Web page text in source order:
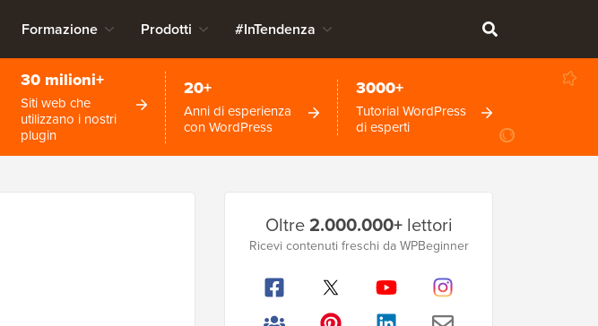
Formazione Prodotti #InTendenza
30 milioni+
Siti web che
utilizzano i nostri
plugin
20+
Anni di esperienza
con WordPress
3000+
Tutorial WordPress
di esperti
laterale
principale
Oltre2.000.000+lettori
Ricevi contenuti freschi da WPBeginner